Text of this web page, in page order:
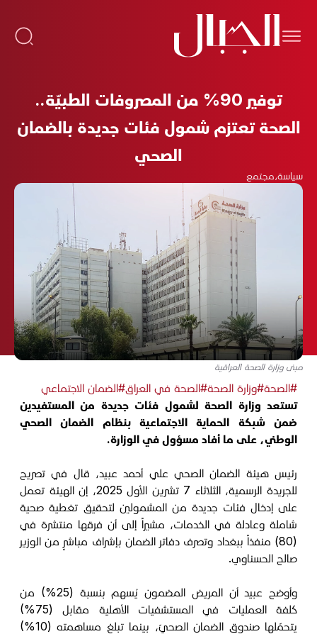
توفير 90% من المصروفات الطبيّة..
الصحة تعتزم شمول فئات جديدة بالضمان
الصحي
سياسة،مجتمع
مبنى وزارة الصحة العراقية
#الصحة#وزارة الصحة#الصحة في العراق#الضمان الاجتماعي
تستعد وزارة الصحة لشمول فئات جديدة من المستفيدين
ضمن شبكة الحماية الاجتماعية بنظام الضمان الصحي
الوطني، على ما أفاد مسؤول في الوزارة.
رئيس هيئة الضمان الصحي علي أحمد عبيد، قال في تصريح
للجريدة الرسمية، الثلاثاء 7 تشرين الأول 2025، إن الهيئة تعمل
على إدخال فئات جديدة من المشمولين لتحقيق تغطية صحية
شاملة وعادلة في الخدمات، مشيراً إلى أن فرقها منتشرة في
(80) منفذاً ببغداد وتصرف دفاتر الضمان بإشراف مباشرٍ من الوزير
صالح الحسناوي.
وأوضح عبيد أن المريض المضمون يُسهم بنسبة (25%) من
كلفة العمليات في المستشفيات الأهلية مقابل (75%)
يتحمّلها صندوق الضمان الصحيّ، بينما تبلغ مساهمته (10%)